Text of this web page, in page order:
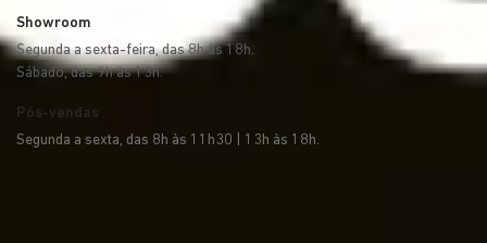
Showroom
Segunda a sexta-feira, das 8h às 18h.
Sábado, das 9h às 13h.
Pós-vendas
Segunda a sexta, das 8h às 11h30 | 13h às 18h.